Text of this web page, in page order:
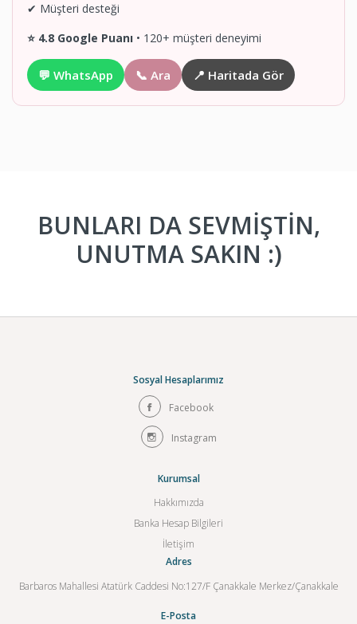
✔ Müşteri desteği
⭐ 4.8 Google Puanı • 120+ müşteri deneyimi
💬 WhatsApp 📞 Ara 📍 Haritada Gör
BUNLARI DA SEVMİŞTİN,
UNUTMA SAKIN :)
Sosyal Hesaplarımız
Facebook
Instagram
Kurumsal
Hakkımızda
Banka Hesap Bilgileri
İletişim
Adres
Barbaros Mahallesi Atatürk Caddesi No:127/F Çanakkale Merkez/Çanakkale
E-Posta